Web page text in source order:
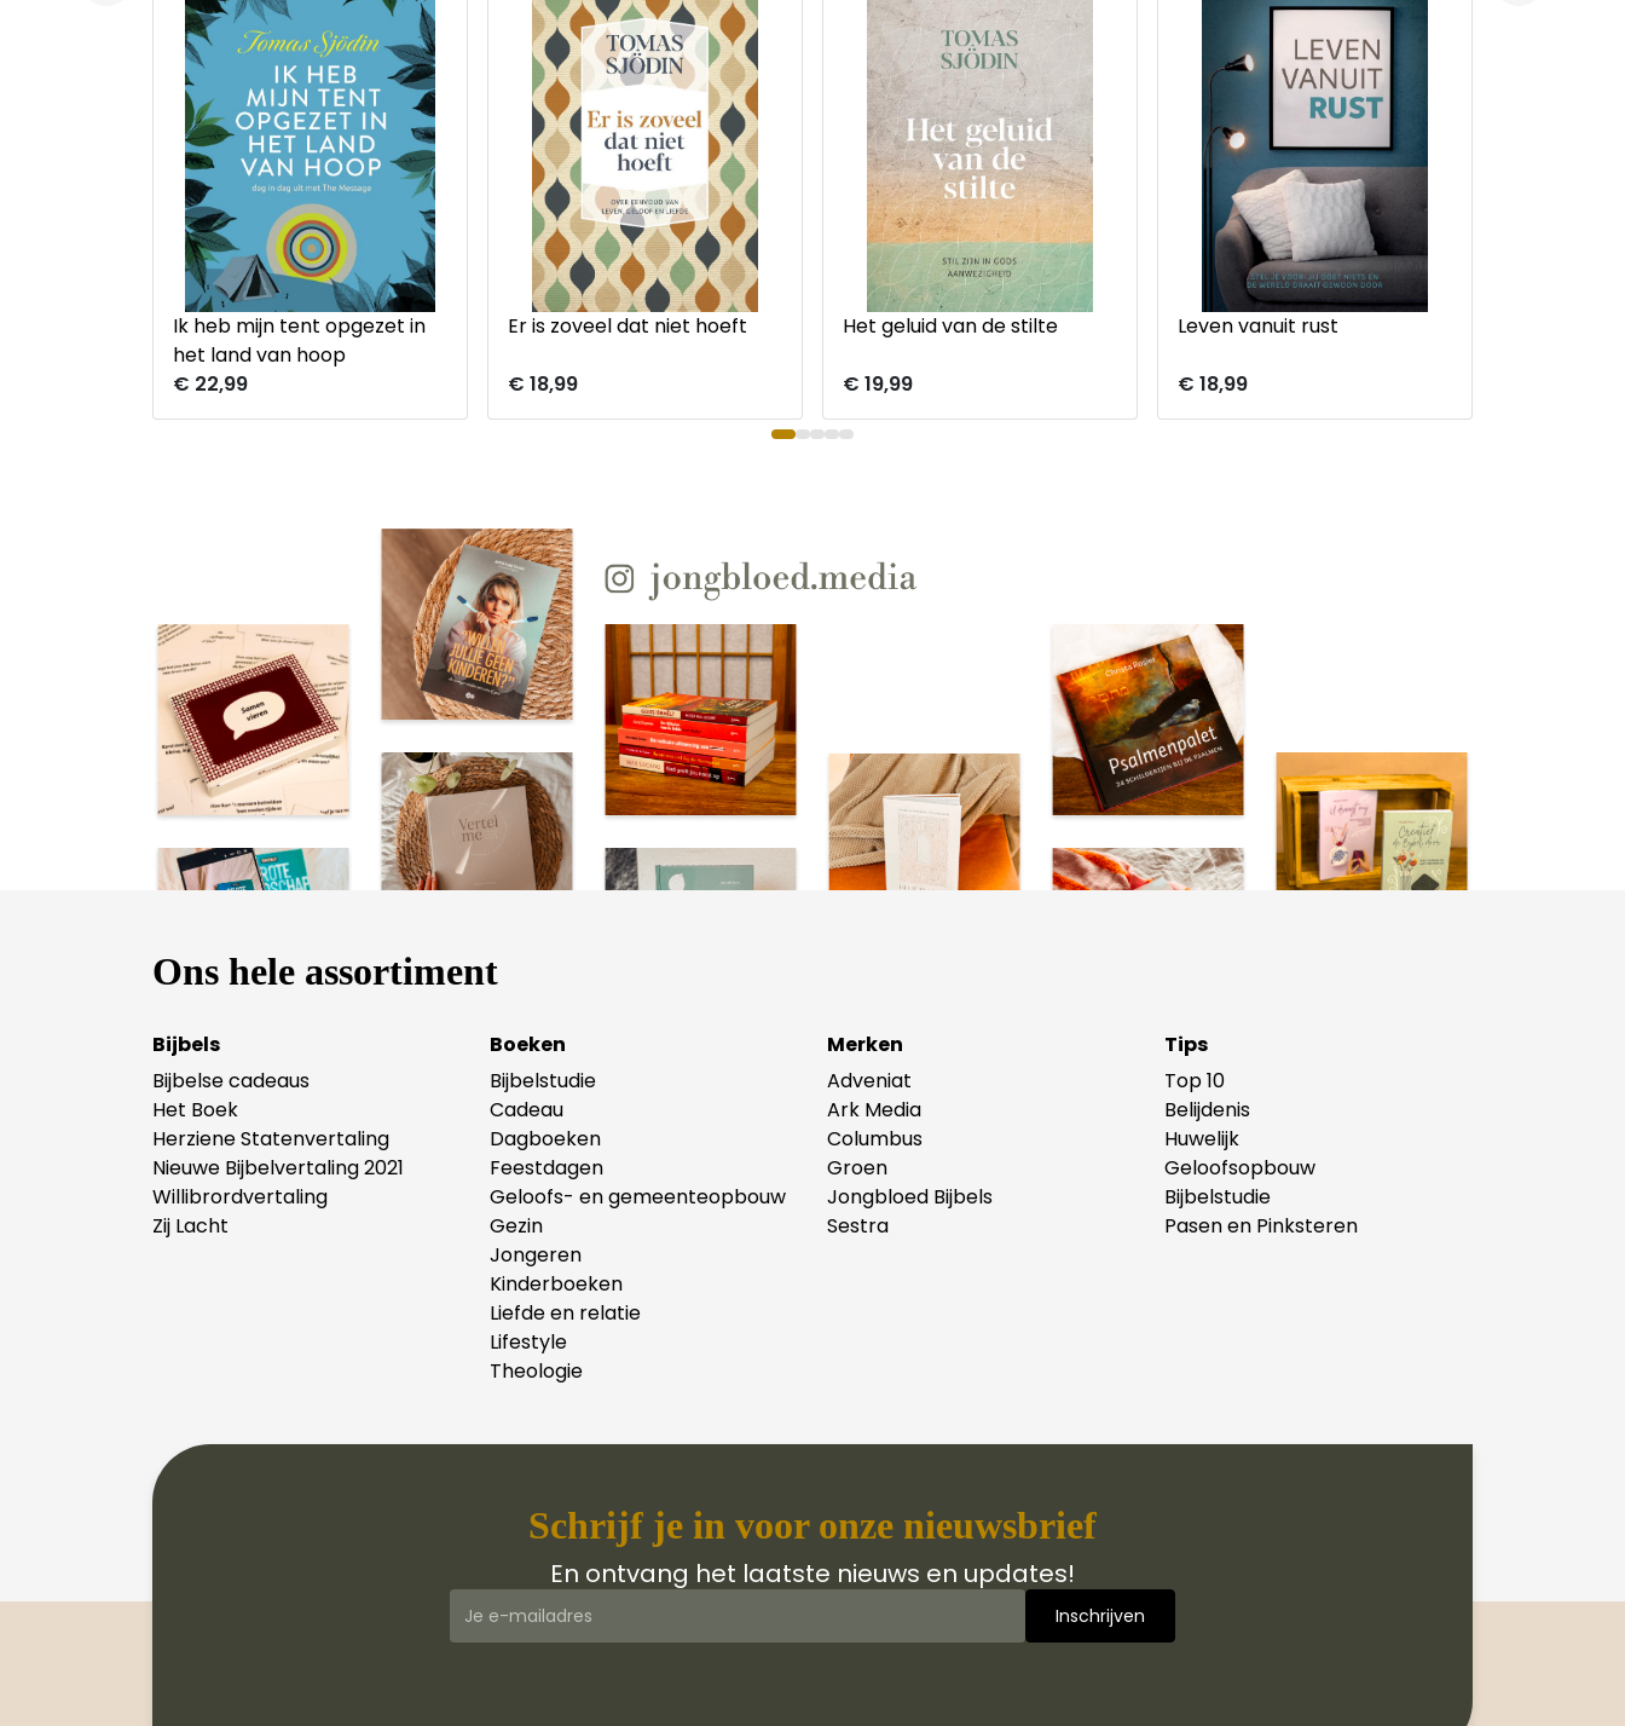
Ik heb mijn tent opgezet in
het land van hoop
€ 22,99
Er is zoveel dat niet hoeft
€ 18,99
Het geluid van de stilte
€ 19,99
Leven vanuit rust
€ 18,99
Ons hele assortiment
Bijbels
Bijbelse cadeaus
Het Boek
Herziene Statenvertaling
Nieuwe Bijbelvertaling 2021
Willibrordvertaling
Zij Lacht
Boeken
Bijbelstudie
Cadeau
Dagboeken
Feestdagen
Geloofs- en gemeenteopbouw
Gezin
Jongeren
Kinderboeken
Liefde en relatie
Lifestyle
Theologie
Merken
Adveniat
Ark Media
Columbus
Groen
Jongbloed Bijbels
Sestra
Tips
Top 10
Belijdenis
Huwelijk
Geloofsopbouw
Bijbelstudie
Pasen en Pinksteren
Schrijf je in voor onze nieuwsbrief
En ontvang het laatste nieuws en updates!